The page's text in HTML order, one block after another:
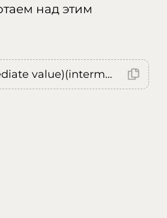
над этим
Error: (intermediate value)(intermediate value)(intermediate value).replaceAll is not a function